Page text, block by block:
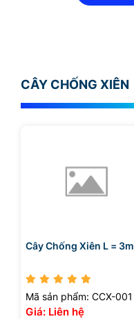
CÂY CHỐNG XIÊN
Cây Chống Xiên L = 3m
Mã sản phẩm: CCX-001
Giá: Liên hệ